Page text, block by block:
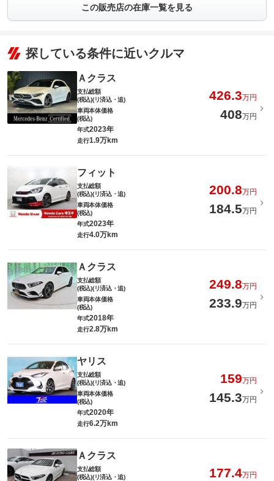
この販売店の在庫一覧を見る
探している条件に近いクルマ
Ａクラス
支払総額
(税込)(リ済込・追)
426.3万円
車両本体価格
(税込)
408万円
年式2023年
走行1.9万km
フィット
支払総額
(税込)(リ済込・追)
200.8万円
車両本体価格
(税込)
184.5万円
年式2023年
走行4.0万km
Ａクラス
支払総額
(税込)(リ済込・追)
249.8万円
車両本体価格
(税込)
233.9万円
年式2018年
走行2.8万km
ヤリス
支払総額
(税込)(リ済込・追)
159万円
車両本体価格
(税込)
145.3万円
年式2020年
走行6.2万km
Ａクラス
支払総額
(税込)(リ済込・追)
177.4万円